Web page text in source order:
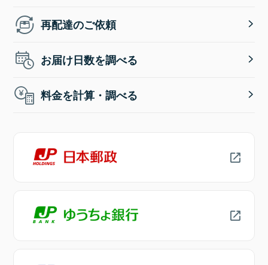
再配達のご依頼
お届け日数を調べる
料金を計算・調べる